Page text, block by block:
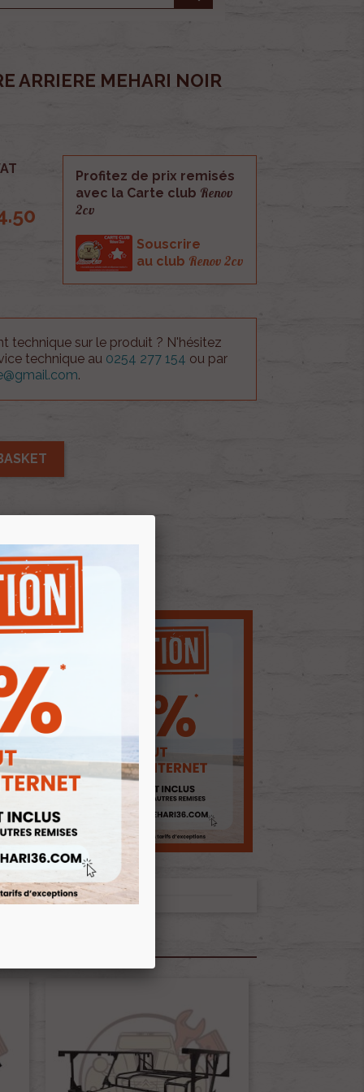
ARRIERE MEHARI NOIR
Profitez de prix remisés
avec la Carte club Renov
2cv
Souscrire
au club Renov 2cv
technique sur le produit ? N'hésitez
technique au 0254 277 154 ou par
.